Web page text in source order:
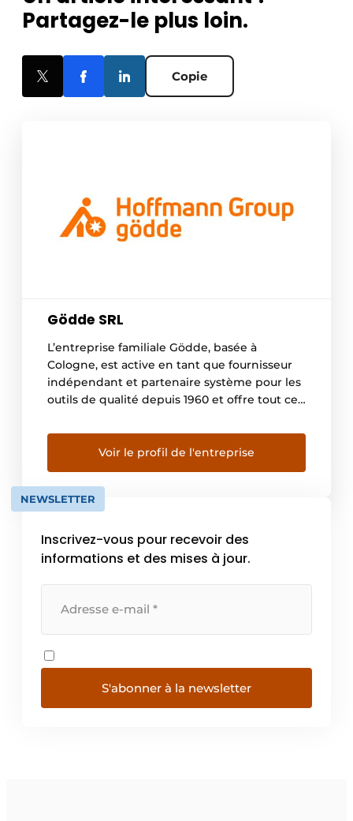
Partagez-le plus loin.
Copie
Gödde SRL
L’entreprise familiale Gödde, basée à
Cologne, est active en tant que fournisseur
indépendant et partenaire système pour les
outils de qualité depuis 1960 et offre tout ce
vos machines outils.
Voir le profil de l'entreprise
NEWSLETTER
Inscrivez-vous pour recevoir des
informations et des mises à jour.
S'abonner à la newsletter